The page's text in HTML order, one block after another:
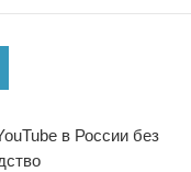
в России без